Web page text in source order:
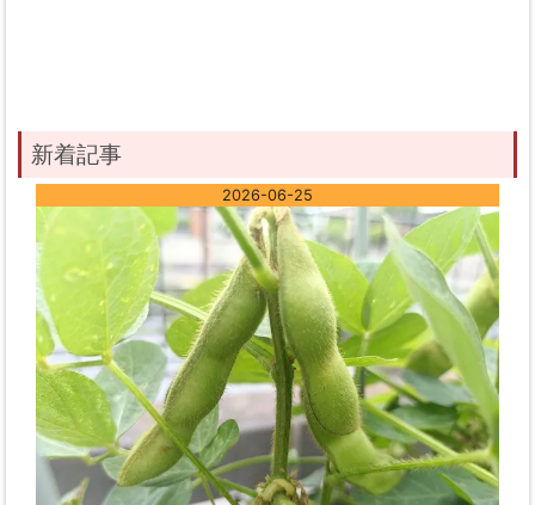
新着記事
2026-06-25